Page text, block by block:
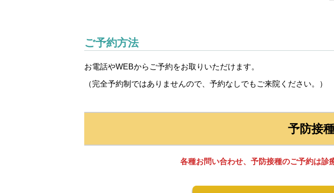
ご予約方法
お電話やWEBからご予約をお取りいただけます。
（完全予約制ではありませんので、予約なしでもご来院ください。）
予防接
各種お問い合わせ、 予防接種のご予約は診